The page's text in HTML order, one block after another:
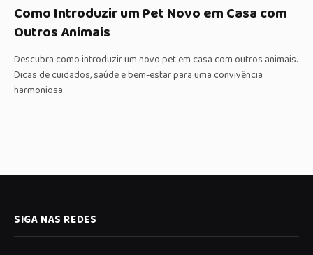
Como Introduzir um Pet Novo em Casa com
Outros Animais
Descubra como introduzir um novo pet em casa com outros animais.
Dicas de cuidados, saúde e bem-estar para uma convivência
harmoniosa.
SIGA NAS REDES